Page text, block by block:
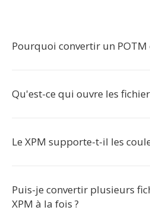
Pourquoi convertir un POTM
Qu'est-ce qui ouvre les
Le XPM supporte-t-il les
Puis-je convertir plusieurs
XPM à la fois ?